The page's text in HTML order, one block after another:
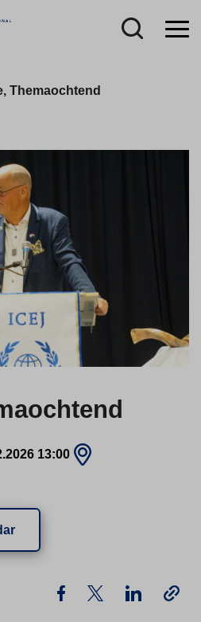
Themaochtend
13:00